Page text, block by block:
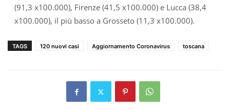
(91,3 x100.000), Firenze (41,5 x100.000) e Lucca (38,4
x100.000), il più basso a Grosseto (11,3 x100.000).
TAGS 120 nuovi casi Aggiornamento Coronavirus toscana